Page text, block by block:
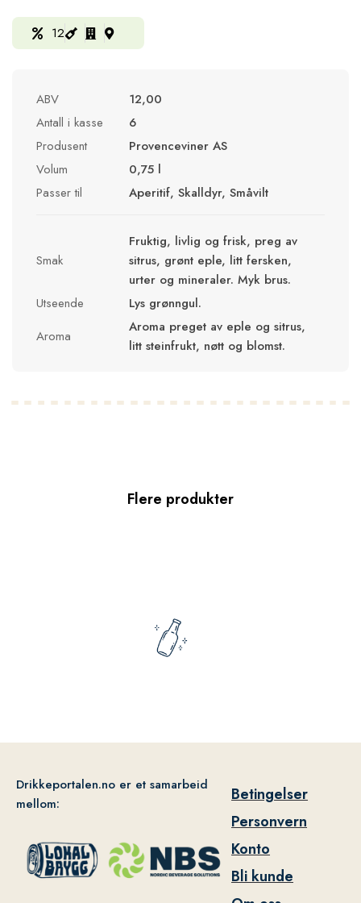
12
ABV
12,00
Antall i kasse
6
Produsent
Provenceviner AS
Volum
0,75 l
Passer til
Aperitif, Skalldyr, Småvilt
Smak
Fruktig, livlig og frisk, preg av
sitrus, grønt eple, litt fersken,
urter og mineraler. Myk brus.
Utseende
Lys grønngul.
Aroma
Aroma preget av eple og sitrus,
litt steinfrukt, nøtt og blomst.
Flere produkter
Drikkeportalen.no er et samarbeid
mellom:
Betingelser
Personvern
Konto
Bli kunde